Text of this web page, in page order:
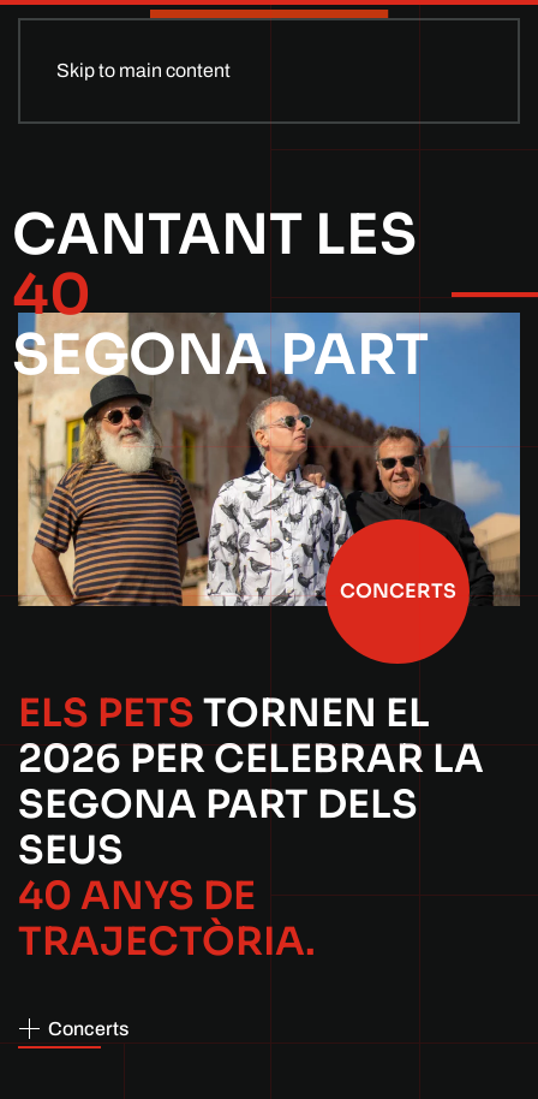
Skip to main content
CANTANT LES
40
SEGONA PART
CONCERTS
ELS PETS TORNEN EL
2026PER CELEBRARLA
SEGONA PART DELS
SEUS
40 ANYS DE
TRAJECTÒRIA.
Concerts